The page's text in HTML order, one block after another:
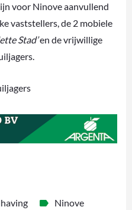
voor Ninove aanvullend
vaststellers, de 2 mobiele
Stad’en de vrijwillige
Ninove